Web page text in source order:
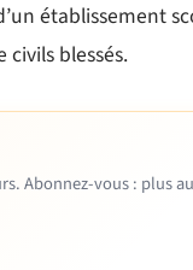
établissement
blessés.
Abonnez-vous : plus